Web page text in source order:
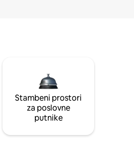
Stambeni prostori
za poslovne
putnike